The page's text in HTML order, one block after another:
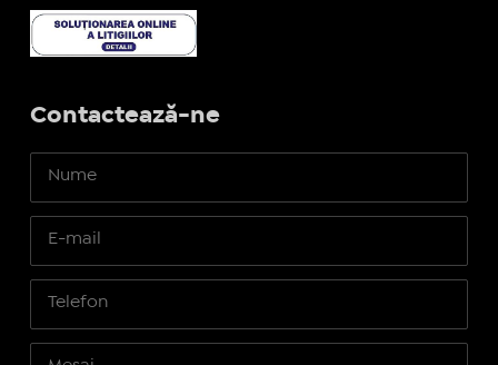
Contactează-ne